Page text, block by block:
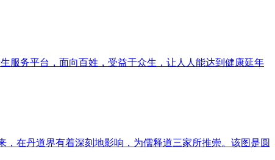
服务平台，面向百姓，受益于众生，让人人能达到健康延年
在丹道界有着深刻地影响，为儒释道三家所推崇。该图是圆